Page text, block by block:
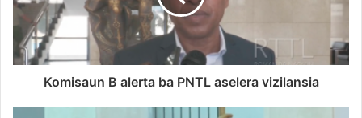
Komisaun B alerta ba PNTL aselera vizilansia